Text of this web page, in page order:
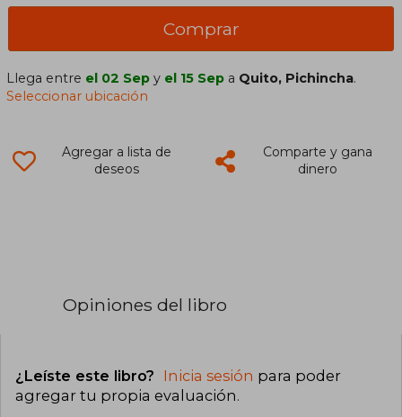
Comprar
Llega entre el 02 Sep y el 15 Sep a Quito, Pichincha.
Seleccionar ubicación
Agregar a lista de
deseos
Comparte y gana
dinero
Opiniones del libro
¿Leíste este libro? Inicia sesión para poder
agregar tu propia evaluación.